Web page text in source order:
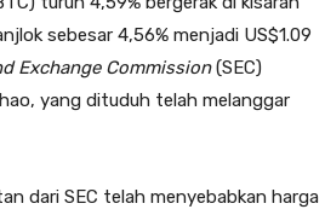
sebesar 4,56% menjadi US$1.09
Exchange Commission(SEC)
yang dituduh telah melanggar
dari SEC telah menyebabkan harga